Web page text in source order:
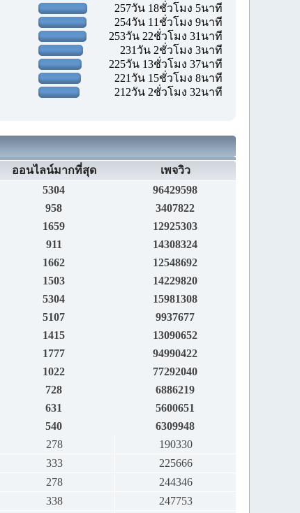
257วัน 18ชั่วโมง 5นาที
254วัน 11ชั่วโมง 9นาที
253วัน 22ชั่วโมง 31นาที
231วัน 2ชั่วโมง 3นาที
225วัน 13ชั่วโมง 37นาที
221วัน 15ชั่วโมง 8นาที
212วัน 2ชั่วโมง 32นาที
ออนไลน์มากที่สุด
เพจวิว
5304
96429598
958
3407822
1659
12925303
911
14308324
1662
12548692
1503
14229820
5304
15981308
5107
9937677
1415
13090652
1777
94990422
1022
77292040
728
6886219
631
5600651
540
6309948
278
190330
333
225666
278
244346
338
247753